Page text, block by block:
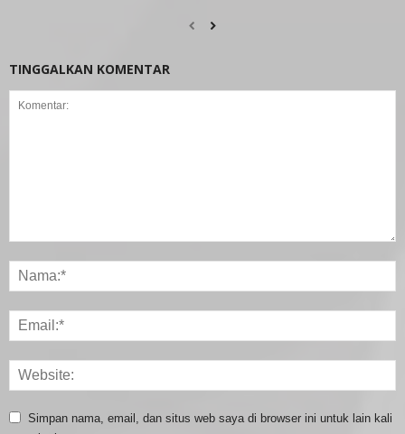
TINGGALKAN KOMENTAR
Simpan nama, email, dan situs web saya di browser ini untuk lain kali